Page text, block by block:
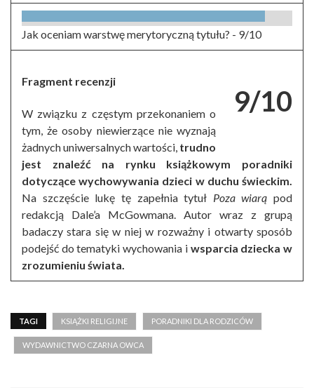
Jak oceniam warstwę merytoryczną tytułu? - 9/10
9/10
Fragment recenzji
W związku z częstym przekonaniem o
tym, że osoby niewierzące nie wyznają
żadnych uniwersalnych wartości, trudno
jest znaleźć na rynku książkowym poradniki
dotyczące wychowywania dzieci w duchu świeckim.
Na szczęście lukę tę zapełnia tytuł Poza wiarą pod
redakcją Dale’a McGowmana. Autor wraz z grupą
badaczy stara się w niej w rozważny i otwarty sposób
podejść do tematyki wychowania i wsparcia dziecka w
zrozumieniu świata.
TAGI KSIĄŻKI RELIGIJNE PORADNIKI DLA RODZICÓW
WYDAWNICTWO CZARNA OWCA